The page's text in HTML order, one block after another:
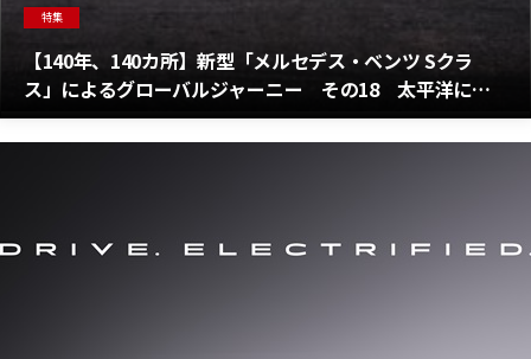
特集
【140年、140カ所】新型「メルセデス・ベンツ Sクラ
ス」によるグローバルジャーニー その18 太平洋に面
した港湾都市ロングビーチに到達